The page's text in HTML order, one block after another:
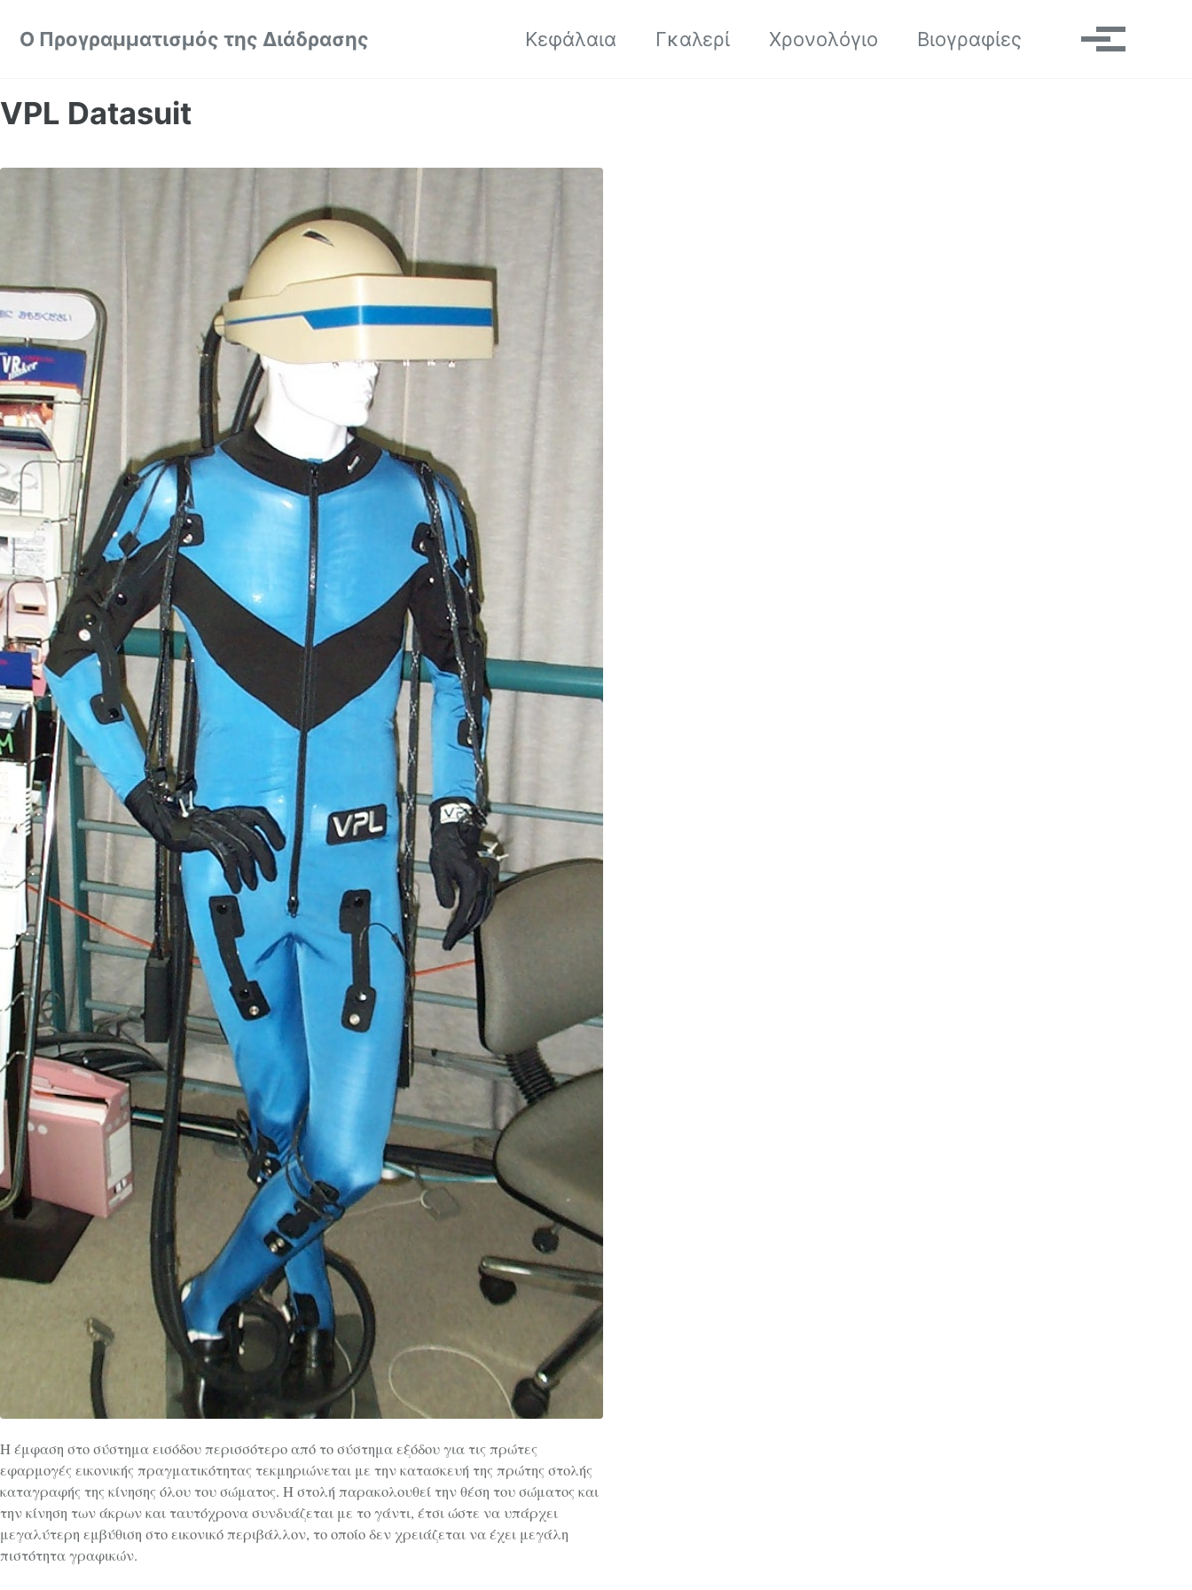
Ο Προγραμματισμός της Διάδρασης
Κεφάλαια Γκαλερί Χρονολόγιο Βιογραφίες Toggle search
Μενού
VPL Datasuit
Η έμφαση στο σύστημα εισόδου περισσότερο από το σύστημα εξόδου για τις πρώτες
εφαρμογές εικονικής πραγματικότητας τεκμηριώνεται με την κατασκευή της πρώτης στολής
καταγραφής της κίνησης όλου του σώματος. Η στολή παρακολουθεί την θέση του σώματος και
την κίνηση των άκρων και ταυτόχρονα συνδυάζεται με το γάντι, έτσι ώστε να υπάρχει
μεγαλύτερη εμβύθιση στο εικονικό περιβάλλον, το οποίο δεν χρειάζεται να έχει μεγάλη
πιστότητα γραφικών.